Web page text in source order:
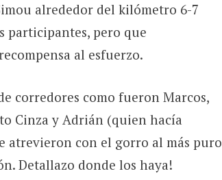
alrededor del kilómetro 6-7
participantes, pero que
al esfuerzo.
corredores como fueron Marcos,
Cinza y Adrián (quien hacía
atrevieron con el gorro al más puro
Detallazo donde los haya!